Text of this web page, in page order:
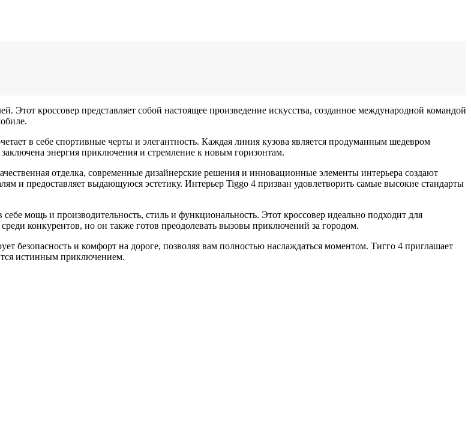
Этот кроссовер представляет собой настоящее произведение искусства, созданное международной командой
в себе спортивные черты и элегантность. Каждая линия кузова является продуманным шедевром
энергия приключения и стремление к новым горизонтам.
отделка, современные дизайнерские решения и инновационные элементы интерьера создают
и предоставляет выдающуюся эстетику. Интерьер Tiggo 4 призван удовлетворить самые высокие стандарты
мощь и производительность, стиль и функциональность. Этот кроссовер идеально подходит для
конкурентов, но он также готов преодолевать вызовы приключений за городом.
безопасность и комфорт на дороге, позволяя вам полностью наслаждаться моментом. Тигго 4 приглашает
истинным приключением.